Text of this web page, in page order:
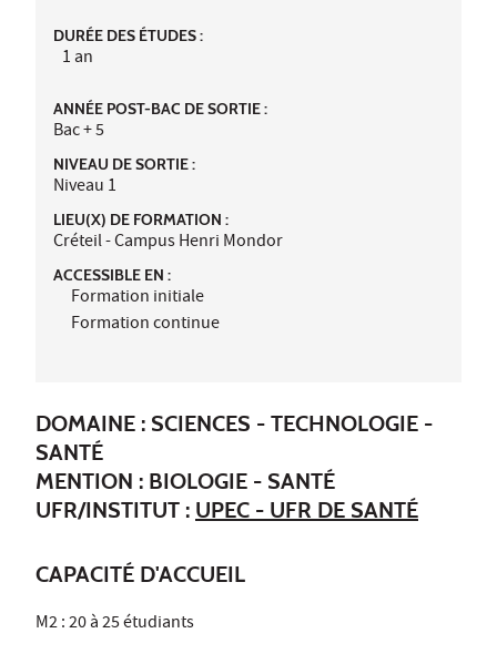
DURÉE DES ÉTUDES :
1 an
ANNÉE POST-BAC DE SORTIE :
Bac + 5
NIVEAU DE SORTIE :
Niveau 1
LIEU(X) DE FORMATION :
Créteil - Campus Henri Mondor
ACCESSIBLE EN :
Formation initiale
Formation continue
DOMAINE : SCIENCES - TECHNOLOGIE -
SANTÉ
MENTION : BIOLOGIE - SANTÉ
UFR/INSTITUT : UPEC - UFR DE SANTÉ
CAPACITÉ D'ACCUEIL
M2 : 20 à 25 étudiants